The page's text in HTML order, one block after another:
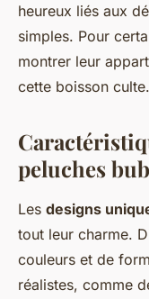
heureux liés aux
simples. Pour
montrer leur
cette boisson culte.
peluches
Les designs
tout leur charme.
couleurs et de
réalistes, comme